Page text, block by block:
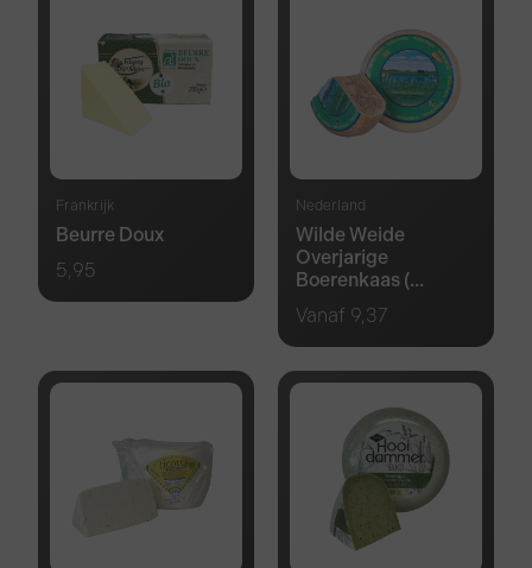
Frankrijk
Beurre Doux
5,95
Nederland
Wilde Weide
Overjarige
Boerenkaas (...
Vanaf 9,37